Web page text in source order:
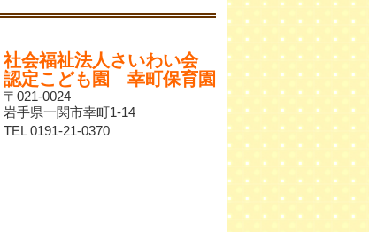
社会福祉法人さいわい会
認定こども園 幸町保育園
〒021-0024
岩手県一関市幸町1-14
TEL 0191-21-0370